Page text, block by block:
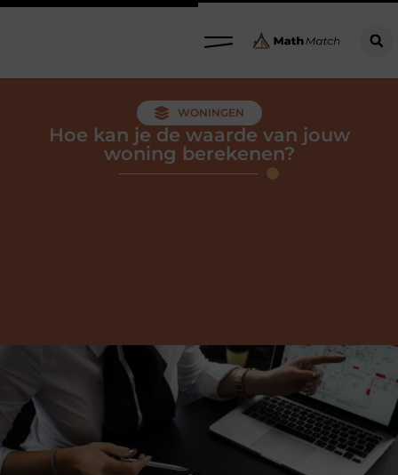
WONINGEN
Hoe kan je de waarde van jouw
woning berekenen?